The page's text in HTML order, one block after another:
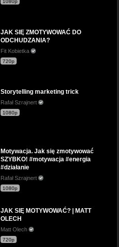
1080p
JAK SIĘ ZMOTYWOWAĆ DO
ODCHUDZANIA?
Fit Kobietka
720p
Storytelling marketing trick
Rafał Szrajnert
1080p
Motywacja. Jak się zmotywować
SZYBKO! #motywacja #energia
#działanie
Rafał Szrajnert
1080p
JAK SIĘ MOTYWOWAĆ? | MATT
OLECH
Matt Olech
720p